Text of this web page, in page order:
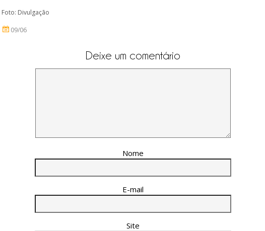
Foto: Divulgação
09/06
Deixe um comentário
Nome
E-mail
Site